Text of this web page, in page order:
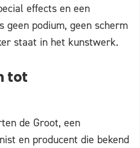
effects en een
podium, geen scherm
staat in het kunstwerk.
tot
de Groot, een
en producent die bekend